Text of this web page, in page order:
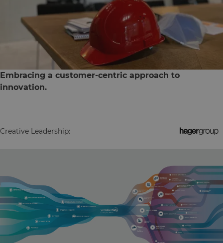
Embracing a customer-centric approach to
innovation.
Creative Leadership: